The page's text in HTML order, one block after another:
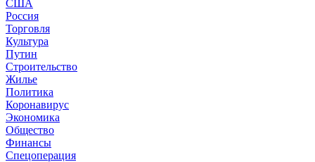
США
Россия
Торговля
Культура
Путин
Строительство
Жилье
Политика
Коронавирус
Экономика
Общество
Финансы
Спецоперация